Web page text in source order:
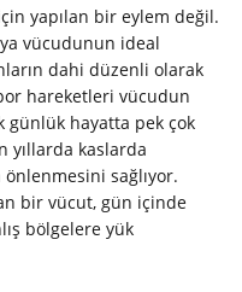
yapılan bir eylem değil.
vücudunun ideal
dahi düzenli olarak
hareketleri vücudun
günlük hayatta pek çok
yıllarda kaslarda
sağlıyor.
bir vücut, gün içinde
bölgelere yük